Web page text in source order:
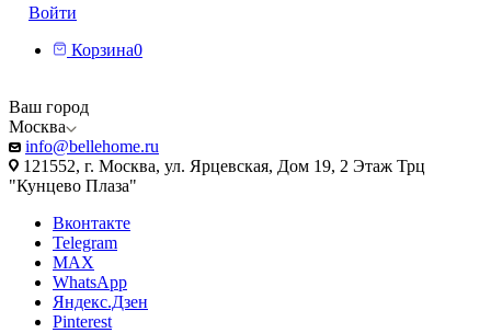
Войти
Корзина0
Ваш город
Москва
info@bellehome.ru
121552, г. Москва, ул. Ярцевская, Дом 19, 2 Этаж Трц
"Кунцево Плаза"
Вконтакте
Telegram
MAX
WhatsApp
Яндекс.Дзен
Pinterest